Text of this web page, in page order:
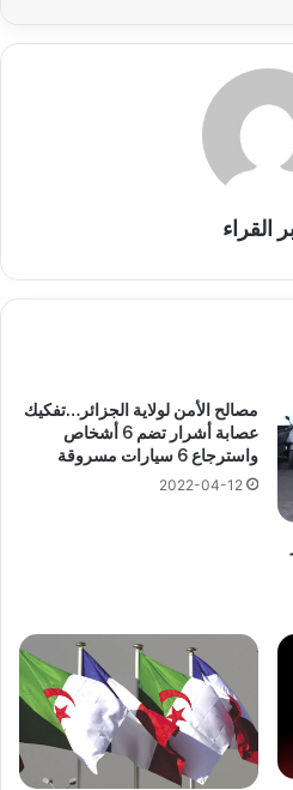
القراء
مصالح الأمن لولاية الجزائر…تفكيك
عصابة أشرار تضم 6 أشخاص
واسترجاع 6 سيارات مسروقة
2022-04-12